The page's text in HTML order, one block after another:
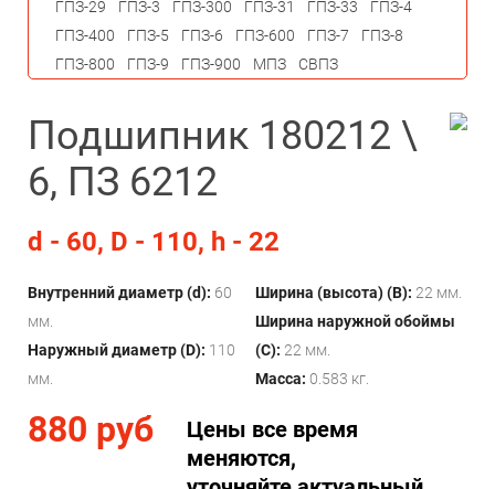
Подшипник 180212 \
6, ПЗ 6212
d - 60, D - 110, h - 22
Внутренний диаметр (d): 60
мм.
Наружный диаметр (D): 110
мм.
Ширина (высота) (B): 22 мм.
Ширина наружной обоймы
(C): 22 мм.
Масса: 0.583 кг.
880 руб
Цены все время
меняются,
ГПЗ-29
ГПЗ-3 ГПЗ-300 ГПЗ-31 ГПЗ-33
ГПЗ-4
ГПЗ-400
ГПЗ-5 ГПЗ-6 ГПЗ-600 ГПЗ-7
ГПЗ-8
ГПЗ-800
ГПЗ-9 ГПЗ-900 МПЗ СВПЗ